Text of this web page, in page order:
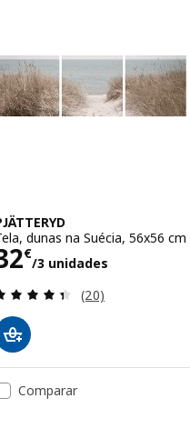
dunas na Suécia, 56x56 cm
€
/3 unidades32€/3
Avaliação: 4.4
(20)
Comparar